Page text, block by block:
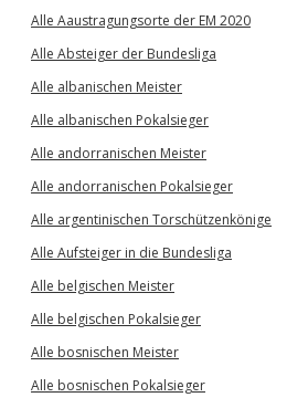
Alle Aaustragungsorte der EM 2020
Alle Absteiger der Bundesliga
Alle albanischen Meister
Alle albanischen Pokalsieger
Alle andorranischen Meister
Alle andorranischen Pokalsieger
Alle argentinischen Torschützenkönige
Alle Aufsteiger in die Bundesliga
Alle belgischen Meister
Alle belgischen Pokalsieger
Alle bosnischen Meister
Alle bosnischen Pokalsieger